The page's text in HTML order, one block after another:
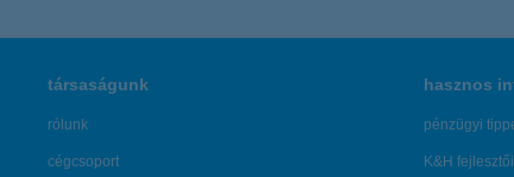
társaságunk
rólunk
cégcsoport
hasznos
pénzügyi
K&H